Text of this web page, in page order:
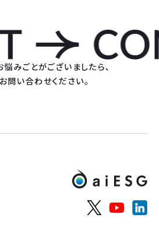
みごとがございましたら、
問い合わせください。